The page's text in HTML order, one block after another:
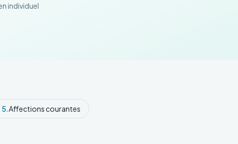
individuel
5.Affections courantes